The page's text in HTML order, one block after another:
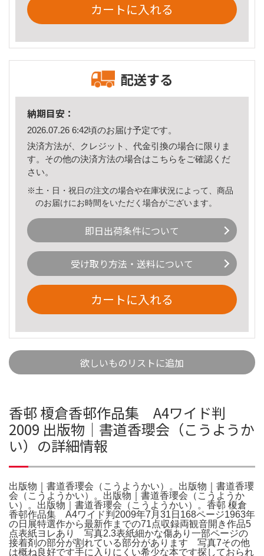
カートに入れる
配送する
納期目安：
2026.07.26 6:42頃のお届け予定です。
決済方法が、クレジット、代金引換の場合に限りま
す。その他の決済方法の場合はこちら をご確認くだ
さい。
※土・日・祝日の注文の場合や在庫状況によって、商品
のお届けにお時間をいただく場合がございます。
即日出荷条件について
受け取り方法・送料について
カートに入れる
欲しいものリストに追加
香邨 榎倉香邨作品集 A4ワイド判
2009 出版物｜書道香瓔会（こうようか
い）の詳細情報
出版物｜書道香瓔会（こうようかい）。出版物｜書道香瓔
会（こうようかい）。出版物｜書道香瓔会（こうようか
い）。出版物｜書道香瓔会（こうようかい）。香邨 榎倉
香邨作品集 A4ワイド判2009年7月31日168ページ1963年
の日展特選作から最新作までの71点収録両観音開き作品5
点表紙ヨレあり 写真2.3表紙細かな傷あり一部ページの
接着剤の部分が割れている部分があります 写真7その他
は概ね良好です手に入りにくい希少な本です探しておられ